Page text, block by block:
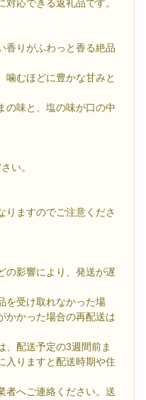
応できる返礼品です。
香りがふわっと香る絶品
噛むほどに豊かな甘みと
の味と、塩の味が口の中
い。
ますのでご注意くださ
の影響により、発送が遅
を受け取れなかった場
かかった場合の再配送は
配送予定の3週間前ま
入りますと配送時期や住
者へご連絡ください。送